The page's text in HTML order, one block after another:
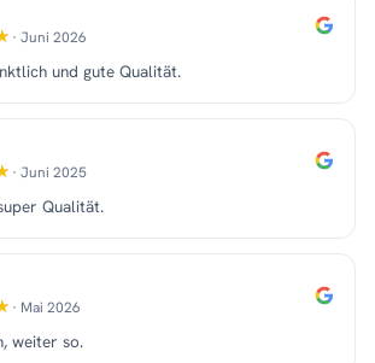
· Juni 2026
und gute Qualität.
· Juni 2025
Qualität.
· Mai 2026
weiter so.